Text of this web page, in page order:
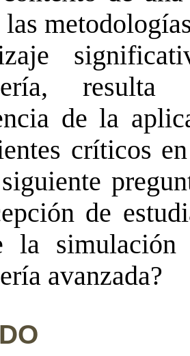
las
resulta
de la
críticos
de
la
avanzada?